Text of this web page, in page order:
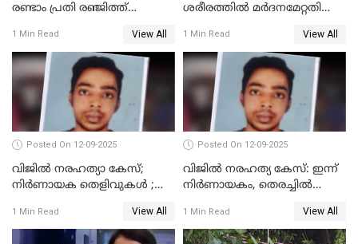
രണ്ടാം പ്രതി രഞ്ജിത്ത്
1 Min Read View All
ശരീരത്തില്‍ മര്‍ദനമേറ്റതിന്റെ
റിപ്പോർട്ട് പുറത്ത്
1 Min Read View All
Posted On 12-09-2025
വിജിൽ നരഹത്യാ കേസ്;
നിർണായക തെളിവുകൾ ;
താടിയെല്ലും ലഭിച്ചു
1 Min Read View All
Posted On 12-09-2025
വിജിൽ നരഹത്യ കേസ്: ഇന്ന്
നിർണായകം, തെരച്ചിൽ
1 Min Read View All